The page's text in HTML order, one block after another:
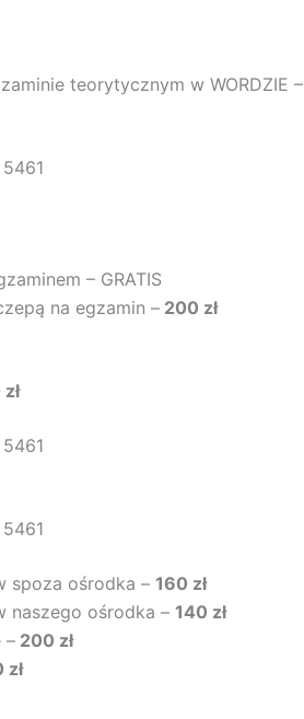
teorytycznym w WORDZIE –
– GRATIS
na egzamin – 200 zł
spoza ośrodka – 160 zł
naszego ośrodka – 140 zł
– 200 zł
zł